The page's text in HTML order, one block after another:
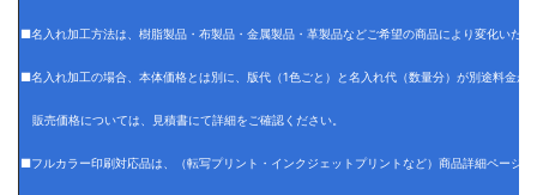
■名入れ加工方法は、樹脂製品・布製品・金属製品・革製品などご希望の商品により変化いたし
■名入れ加工の場合、本体価格とは別に、版代（1色ごと）と名入れ代（数量分）が別途料金が
販売価格については、見積書にて詳細をご確認ください。
■フルカラー印刷対応品は、（転写プリント・インクジェットプリントなど）商品詳細ページ